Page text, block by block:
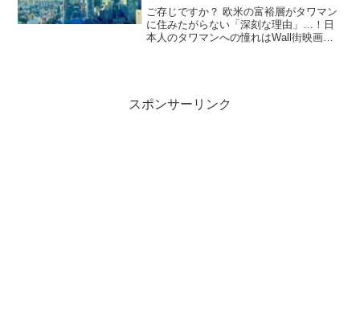
ご存じですか？ 欧米の富裕層がタワマン
に住みたがらない「深刻な理由」…！日
本人のタワマンへの憧れはWall街映画の
スポンサーリンク